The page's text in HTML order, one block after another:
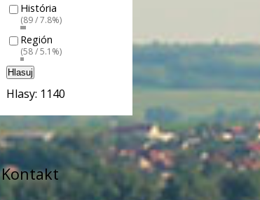
História
(89 / 7.8%)
Región
(58 / 5.1%)
Hlasuj
Hlasy: 1140
Kontakt